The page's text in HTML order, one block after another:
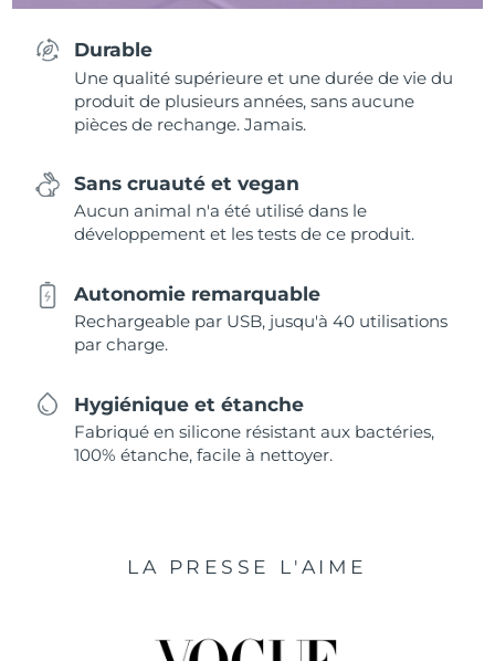
Durable
Une qualité supérieure et une durée de vie du
produit de plusieurs années, sans aucune
pièces de rechange. Jamais.
Sans cruauté et vegan
Aucun animal n'a été utilisé dans le
développement et les tests de ce produit.
Autonomie remarquable
Rechargeable par USB, jusqu'à 40 utilisations
par charge.
Hygiénique et étanche
Fabriqué en silicone résistant aux bactéries,
100% étanche, facile à nettoyer.
LA PRESSE L'AIME